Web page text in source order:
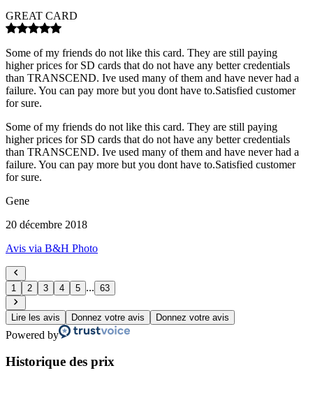
GREAT CARD
Some of my friends do not like this card. They are still paying
higher prices for SD cards that do not have any better credentials
than TRANSCEND. Ive used many of them and have never had a
failure. You can pay more but you dont have to.Satisfied customer
for sure.
Some of my friends do not like this card. They are still paying
higher prices for SD cards that do not have any better credentials
than TRANSCEND. Ive used many of them and have never had a
failure. You can pay more but you dont have to.Satisfied customer
for sure.
Gene
20 décembre 2018
Avis via B&H Photo
1 2 3 4 5 ... 63
Lire les avis Donnez votre avis Donnez votre avis
Powered by
Historique des prix